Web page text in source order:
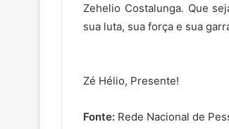
Zehelio Costalunga. Que
sua luta, sua força e sua
Zé Hélio, Presente!
Fonte: Rede Nacional de